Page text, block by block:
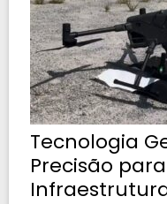
Tecnologia
Precisão